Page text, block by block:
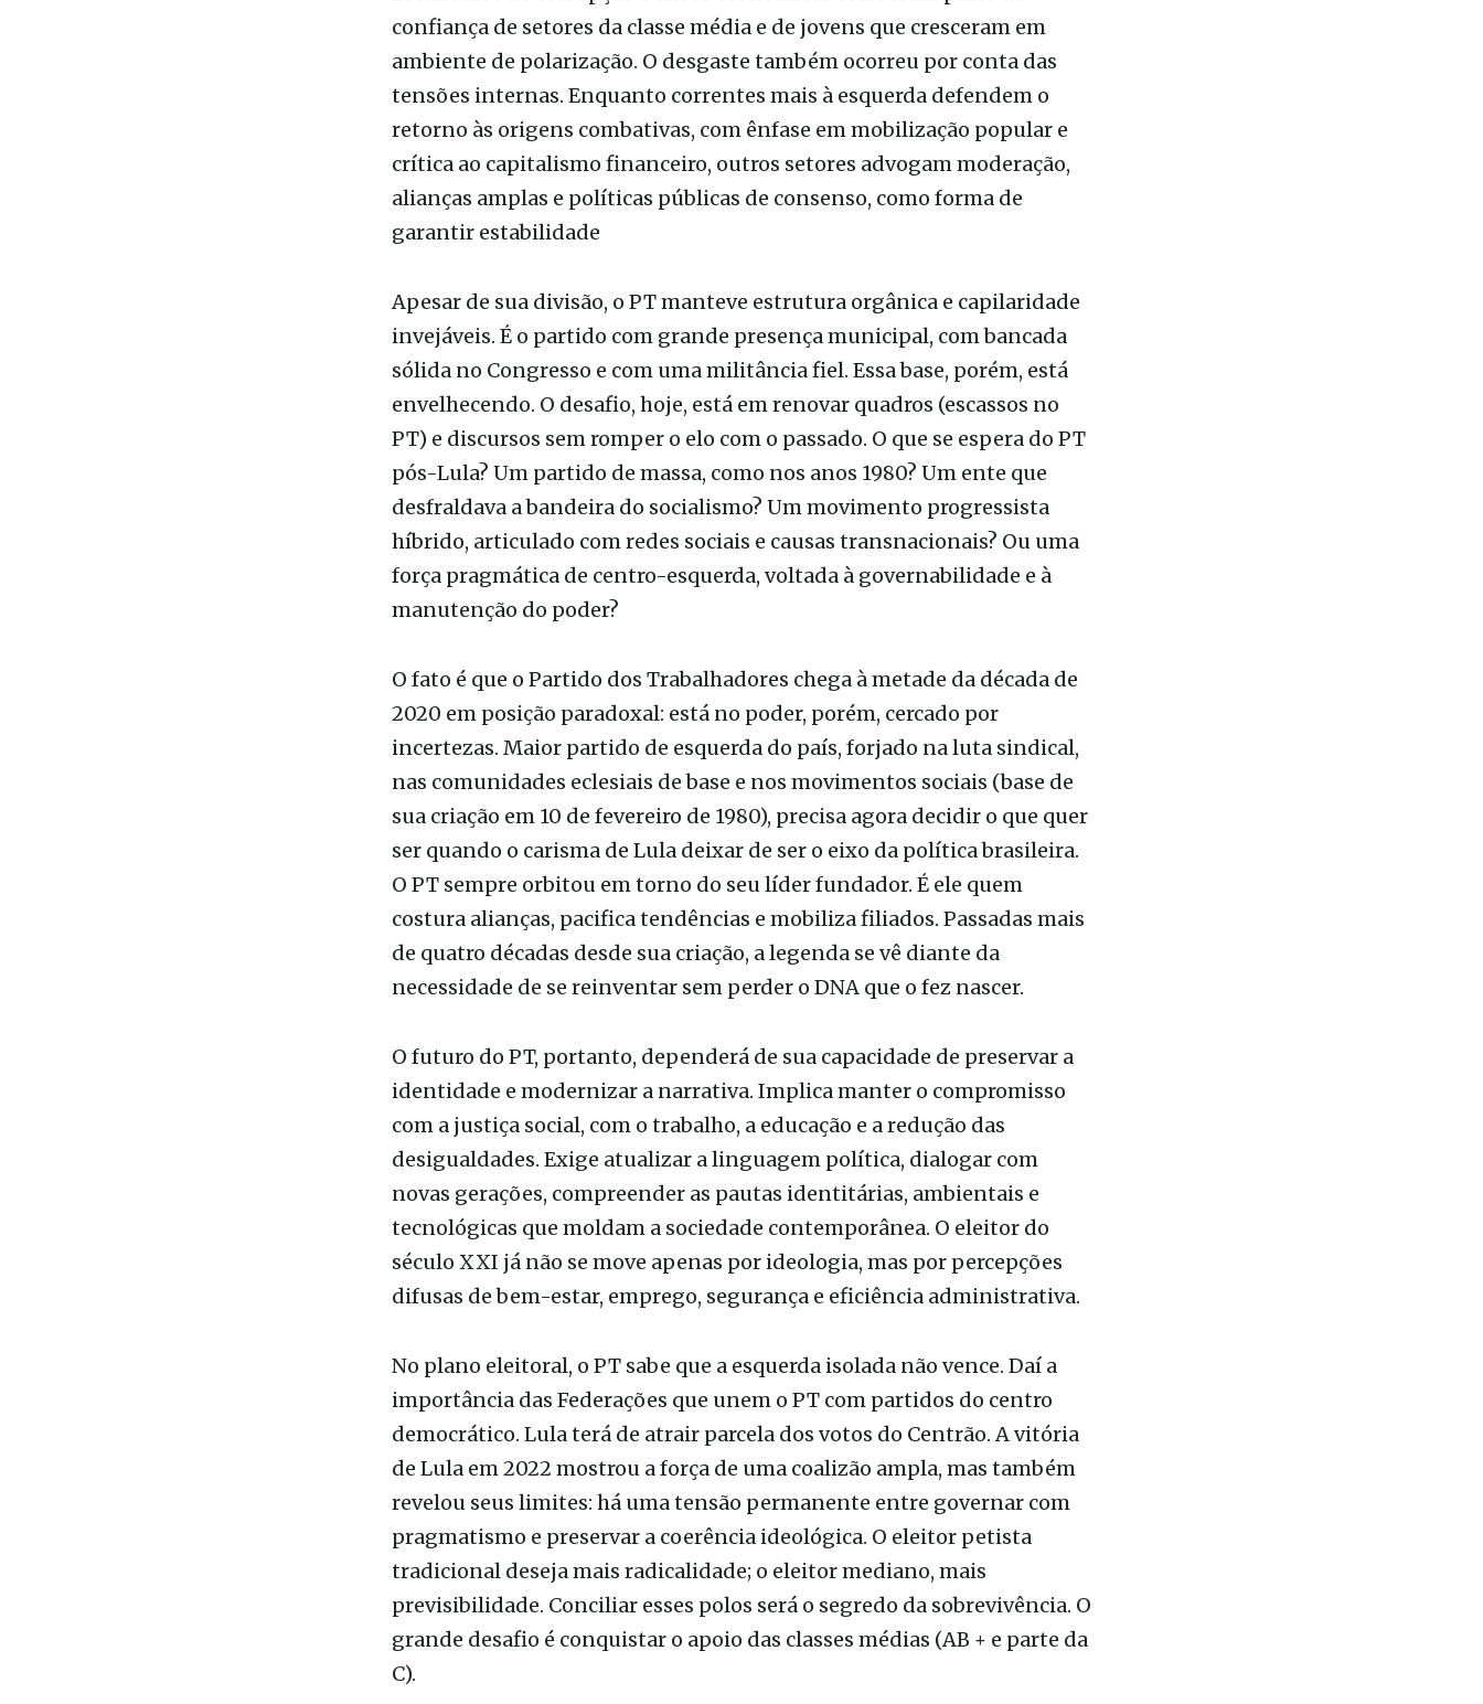
confiança de setores da classe média e de jovens que cresceram em
ambiente de polarização. O desgaste também ocorreu por conta das
tensões internas. Enquanto correntes mais à esquerda defendem o
retorno às origens combativas, com ênfase em mobilização popular e
crítica ao capitalismo financeiro, outros setores advogam moderação,
alianças amplas e políticas públicas de consenso, como forma de
garantir estabilidade
Apesar de sua divisão, o PT manteve estrutura orgânica e capilaridade
invejáveis. É o partido com grande presença municipal, com bancada
sólida no Congresso e com uma militância fiel. Essa base, porém, está
envelhecendo. O desafio, hoje, está em renovar quadros (escassos no
PT) e discursos sem romper o elo com o passado. O que se espera do PT
pós-Lula? Um partido de massa, como nos anos 1980? Um ente que
desfraldava a bandeira do socialismo? Um movimento progressista
híbrido, articulado com redes sociais e causas transnacionais? Ou uma
força pragmática de centro-esquerda, voltada à governabilidade e à
manutenção do poder?
O fato é que o Partido dos Trabalhadores chega à metade da década de
2020 em posição paradoxal: está no poder, porém, cercado por
incertezas. Maior partido de esquerda do país, forjado na luta sindical,
nas comunidades eclesiais de base e nos movimentos sociais (base de
sua criação em 10 de fevereiro de 1980), precisa agora decidir o que quer
ser quando o carisma de Lula deixar de ser o eixo da política brasileira.
O PT sempre orbitou em torno do seu líder fundador. É ele quem
costura alianças, pacifica tendências e mobiliza filiados. Passadas mais
de quatro décadas desde sua criação, a legenda se vê diante da
necessidade de se reinventar sem perder o DNA que o fez nascer.
O futuro do PT, portanto, dependerá de sua capacidade de preservar a
identidade e modernizar a narrativa. Implica manter o compromisso
com a justiça social, com o trabalho, a educação e a redução das
desigualdades. Exige atualizar a linguagem política, dialogar com
novas gerações, compreender as pautas identitárias, ambientais e
tecnológicas que moldam a sociedade contemporânea. O eleitor do
século XXI já não se move apenas por ideologia, mas por percepções
difusas de bem-estar, emprego, segurança e eficiência administrativa.
No plano eleitoral, o PT sabe que a esquerda isolada não vence. Daí a
importância das Federações que unem o PT com partidos do centro
democrático. Lula terá de atrair parcela dos votos do Centrão. A vitória
de Lula em 2022 mostrou a força de uma coalizão ampla, mas também
revelou seus limites: há uma tensão permanente entre governar com
pragmatismo e preservar a coerência ideológica. O eleitor petista
tradicional deseja mais radicalidade; o eleitor mediano, mais
previsibilidade. Conciliar esses polos será o segredo da sobrevivência. O
grande desafio é conquistar o apoio das classes médias (AB + e parte da
C).